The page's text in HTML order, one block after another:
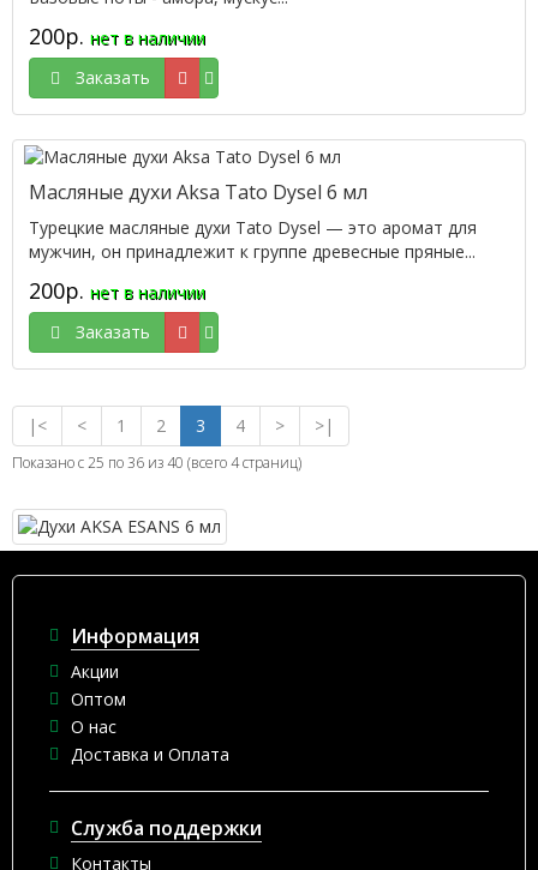
200р. нет в наличии
Заказать
Масляные духи Aksa Tato Dysel 6 мл
Турецкие масляные духи Tato Dysel — это аромат для
мужчин, он принадлежит к группе древесные пряные...
200р. нет в наличии
Заказать
|< < 1 2 3 4 > >|
Показано с 25 по 36 из 40 (всего 4 страниц)
Информация
Акции
Оптом
О нас
Доставка и Оплата
Служба поддержки
Контакты